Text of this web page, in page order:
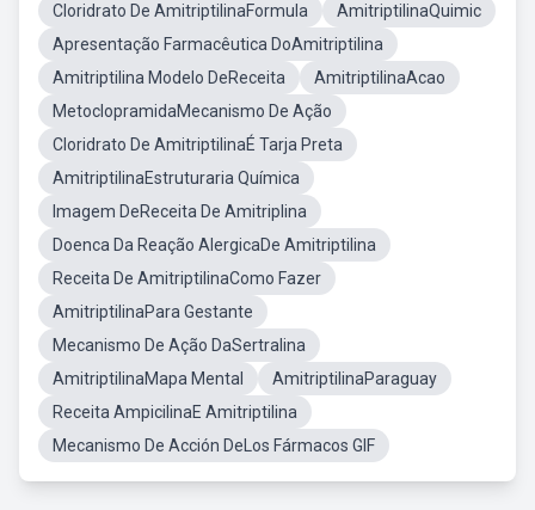
Cloridrato De AmitriptilinaFormula
AmitriptilinaQuimic
Apresentação Farmacêutica DoAmitriptilina
Amitriptilina Modelo DeReceita
AmitriptilinaAcao
MetoclopramidaMecanismo De Ação
Cloridrato De AmitriptilinaÉ Tarja Preta
AmitriptilinaEstruturaria Química
Imagem DeReceita De Amitriplina
Doenca Da Reação AlergicaDe Amitriptilina
Receita De AmitriptilinaComo Fazer
AmitriptilinaPara Gestante
Mecanismo De Ação DaSertralina
AmitriptilinaMapa Mental
AmitriptilinaParaguay
Receita AmpicilinaE Amitriptilina
Mecanismo De Acción DeLos Fármacos GIF